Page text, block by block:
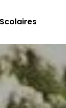
Scolaires